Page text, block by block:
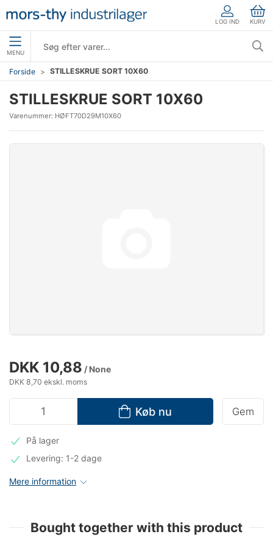
LOG IND KURV
MENU
Forside STILLESKRUE SORT 10X60
STILLESKRUE SORT 10X60
Varenummer: HØFT70D29M10X60
DKK 10,88 / None
DKK 8,70 ekskl. moms
Køb nu Gem
På lager
Levering: 1-2 dage
Mere information
Bought together with this product